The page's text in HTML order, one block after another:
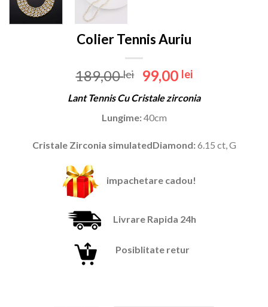
Colier Tennis Auriu
189,00lei
Prețul
inițial
a
fost:
99,00 leiPrețul
este:
Lant Tennis Cu Cristale zirconia
Lungime:40cm
Cristale Zirconia simulatedDiamond:6.15 ct, G
impachetare cadou!
Livrare Rapida 24h
Posiblitate retur